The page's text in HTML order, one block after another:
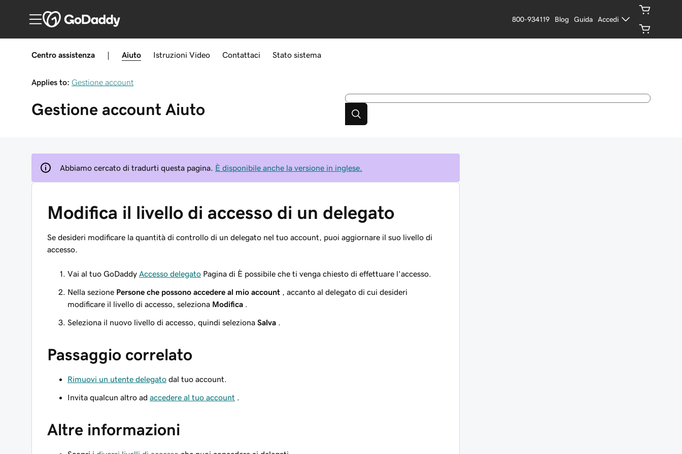
800-934119 Blog Guida Accedi
Centro assistenza Aiuto Istruzioni Video Contattaci Stato sistema
Applies to: Gestione account
Gestione account Aiuto
Abbiamo cercato di tradurti questa pagina. È disponibile anche la versione in inglese.
Modifica il livello di accesso di un delegato
Se desideri modificare la quantità di controllo di un delegato nel tuo account, puoi aggiornare il suo livello di
accesso.
Vai al tuo GoDaddy Accesso delegato Pagina di È possibile che ti venga chiesto di effettuare l'accesso.
Nella sezione Persone che possono accedere al mio account , accanto al delegato di cui desideri
modificare il livello di accesso, seleziona Modifica
Seleziona il nuovo livello di accesso, quindi seleziona Salva
Passaggio correlato
Rimuovi un utente delegato dal tuo account.
Invita qualcun altro ad accedere al tuo account
Altre informazioni